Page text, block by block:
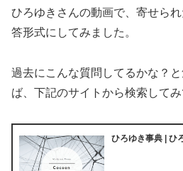
ひろゆきさんの動画で、寄せら
答形式にしてみました。
過去にこんな質問してるかな？
ば、下記のサイトから検索してみ
ひろゆき事典 | ひ